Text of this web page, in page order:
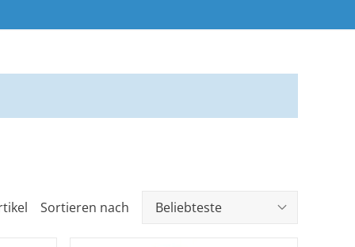
Sortieren nach